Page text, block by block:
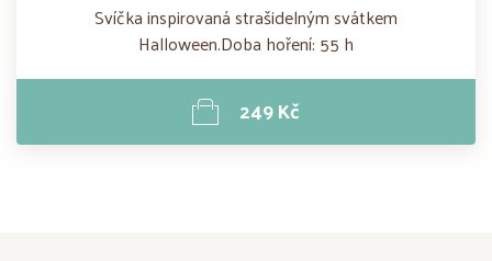
Svíčka inspirovaná strašidelným svátkem
Halloween.Doba hoření: 55 h
249 Kč